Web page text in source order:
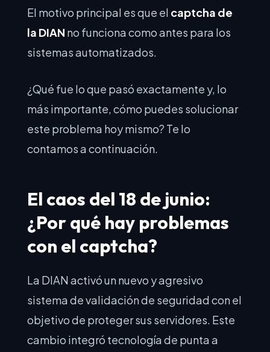
El motivo principal es que el captcha de
la DIAN no funciona como antes para los
sistemas automatizados.
¿Qué fue lo que pasó exactamente y, lo
más importante, cómo puedes solucionar
este problema hoy mismo? Te lo
contamos a continuación.
El caos del 18 de junio:
¿Por qué hay problemas
con el captcha?
La DIAN activó un nuevo y agresivo
sistema de validación de seguridad con el
objetivo de proteger sus servidores. Este
cambio integró tecnología de punta a